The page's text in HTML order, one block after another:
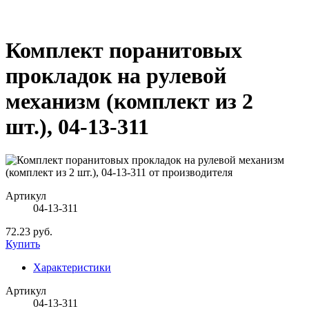
Комплект поранитовых
прокладок на рулевой
механизм (комплект из 2
шт.), 04-13-311
Артикул
04-13-311
72.23 руб.
Купить
Характеристики
Артикул
04-13-311